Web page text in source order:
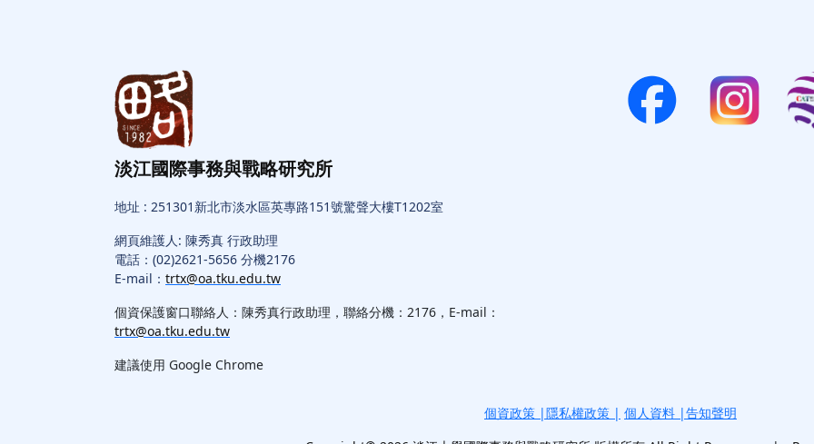
淡江國際事務與戰略研究所
地址 : 251301新北市淡水區英專路151號驚聲大樓T1202室
網頁維護人: 陳秀真 行政助理
電話：(02)2621-5656 分機2176
E-mail： trtx@oa.tku.edu.tw
個資保護窗口聯絡人：陳秀真行政助理，聯絡分機：2176，E-mail：
trtx@oa.tku.edu.tw
建議使用 Google Chrome
個資政策 |隱私權政策 | 個人資料 |告知聲明